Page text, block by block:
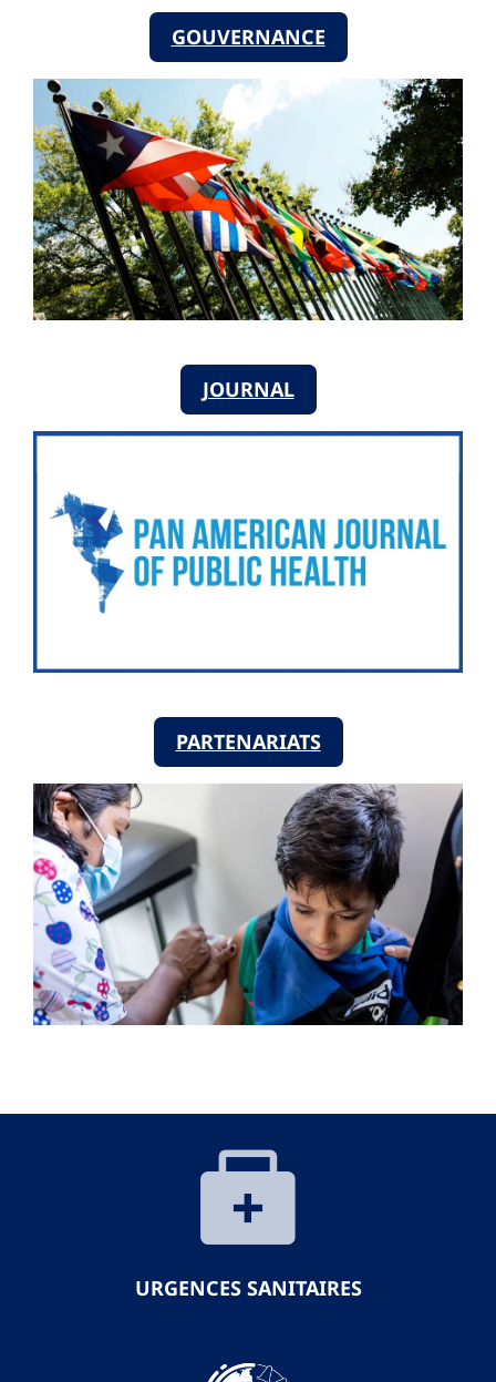
GOUVERNANCE
JOURNAL
PARTENARIATS
URGENCES SANITAIRES